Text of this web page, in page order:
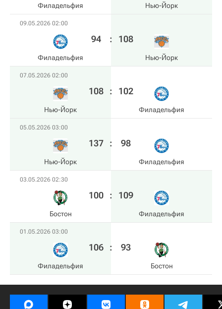
Филадельфия Нью-Йорк
09.05.2026 02:00
Филадельфия
94 : 108
Нью-Йорк
07.05.2026 02:00
Нью-Йорк
108 : 102
Филадельфия
05.05.2026 03:00
Нью-Йорк
137 : 98
Филадельфия
03.05.2026 02:30
Бостон
100 : 109
Филадельфия
01.05.2026 03:00
Филадельфия
106 : 93
Бостон